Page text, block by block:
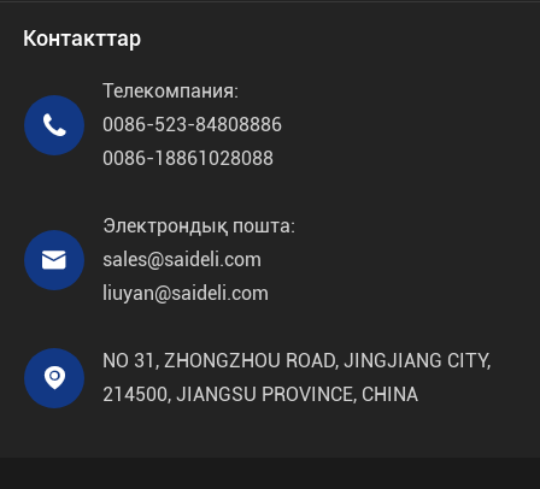
Контакттар

Телекомпания:
0086-523-84808886
0086-18861028088

Электрондық пошта:
sales@saideli.com
liuyan@saideli.com

NO 31, ZHONGZHOU ROAD, JINGJIANG CITY,
214500, JIANGSU PROVINCE, CHINA